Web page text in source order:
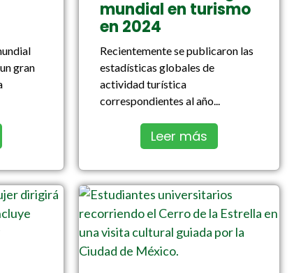
gran
mundial en turismo
en 2024
Recientemente se publicaron las
estadísticas globales de
actividad turística
correspondientes al año...
Leer más